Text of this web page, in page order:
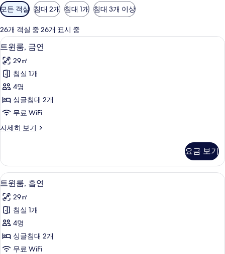
객
실
에
사
용
가
능
한
터
모든 객실 침대 2개 침대 1개 침대 3개 이상
26개 객실 중 26개 표시 중
트
윈
룸,
금
연
사
모
보
기
고급 침구, 암막 커튼, 방음 설비, 다리
8
트윈룸, 금연
29㎡
침실 1개
4명
싱글침대 2개
무료 WiFi
자세히 보기
트
연
자
세
보
기
요금 보기
트
윈
룸,
흡
연
사
고급 침구, 암막 커튼, 방음 설비, 다리
8
트윈룸, 흡연
29㎡
침실 1개
4명
싱글침대 2개
무료 WiFi